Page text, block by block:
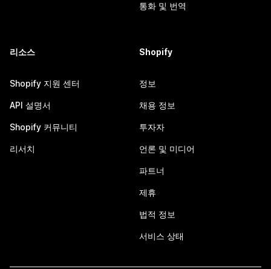
통화 및 번역
리소스
Shopify 지원 센터
API 설명서
Shopify 커뮤니티
리서치
Shopify
정보
채용 정보
투자자
언론 및 미디어
파트너
제휴
법적 정보
서비스 상태